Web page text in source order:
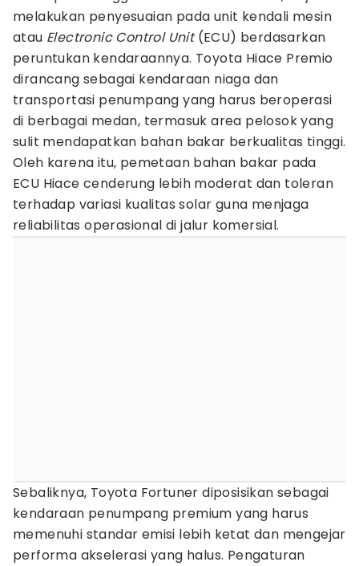
melakukan penyesuaian pada unit kendali mesin
atau Electronic Control Unit(ECU) berdasarkan
peruntukan kendaraannya. Toyota Hiace Premio
dirancang sebagai kendaraan niaga dan
transportasi penumpang yang harus beroperasi
di berbagai medan, termasuk area pelosok yang
sulit mendapatkan bahan bakar berkualitas tinggi.
Oleh karena itu, pemetaan bahan bakar pada
ECU Hiace cenderung lebih moderat dan toleran
terhadap variasi kualitas solar guna menjaga
reliabilitas operasional di jalur komersial.
Sebaliknya, Toyota Fortuner diposisikan sebagai
kendaraan penumpang premium yang harus
memenuhi standar emisi lebih ketat dan mengejar
performa akselerasi yang halus. Pengaturan